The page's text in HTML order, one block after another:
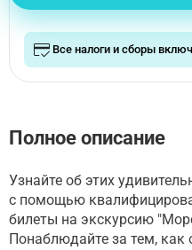
Все налоги и сборы
Полное описание
Узнайте об этих
с помощью
билеты на экскурсию
Понаблюдайте за тем, как